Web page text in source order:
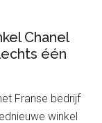
Chanel
één
Franse bedrijf
winkel